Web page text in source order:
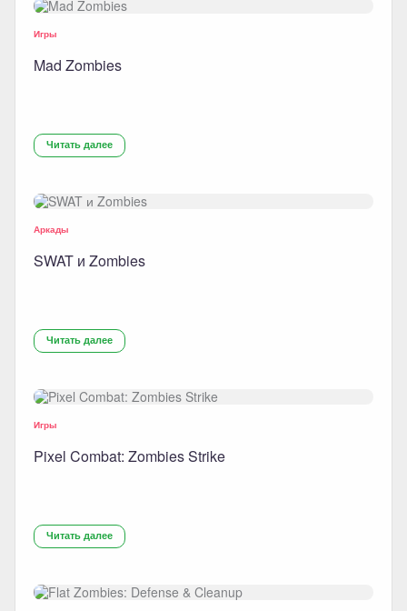
Игры
Mad Zombies
Читать далее
Аркады
SWAT и Zombies
Читать далее
Игры
Pixel Combat: Zombies Strike
Читать далее